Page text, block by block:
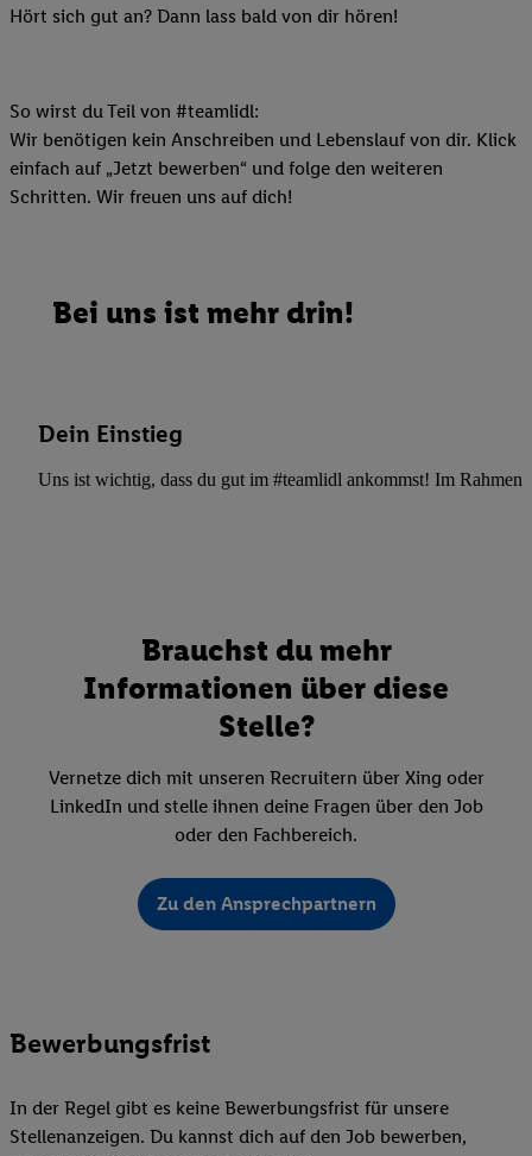
Hört sich gut an? Dann lass bald von dir hören!
So wirst du Teil von #teamlidl:
Wir benötigen kein Anschreiben und Lebenslauf von dir. Klick
einfach auf „Jetzt bewerben“ und folge den weiteren
Schritten. Wir freuen uns auf dich!
Bei uns ist mehr drin!
Dein Einstieg
Uns ist wichtig, dass du gut im #teamlidl ankommst! Im Rahmen
Brauchst du mehr
Informationen über diese
Stelle?
Vernetze dich mit unseren Recruitern über Xing oder
LinkedIn und stelle ihnen deine Fragen über den Job
oder den Fachbereich.
Zu den Ansprechpartnern
Bewerbungsfrist
In der Regel gibt es keine Bewerbungsfrist für unsere
Stellenanzeigen. Du kannst dich auf den Job bewerben,